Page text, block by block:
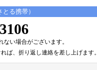
る携帯）
ない場合がございます。
ば、 折り返し連絡を差し上げます。